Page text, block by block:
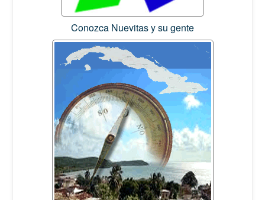
Conozca Nuevitas y su gente